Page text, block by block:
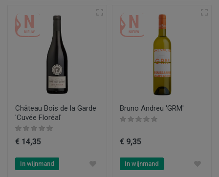
Château Bois de la Garde
'Cuvée Floréal'
€ 14,35
In wijnmand
Bruno Andreu 'GRM'
€ 9,35
In wijnmand